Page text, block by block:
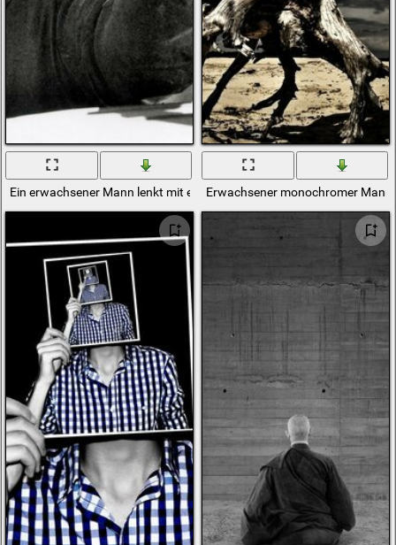
Ein erwachsener Mann lenkt mit einem Grinsen den Lauf
Erwachsener monochromer